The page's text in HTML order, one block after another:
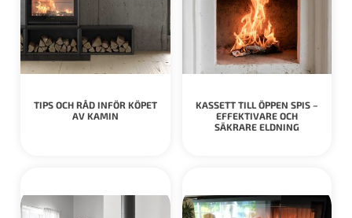
TIPS OCH RÅD INFÖR KÖPET
AV KAMIN
KASSETT TILL ÖPPEN SPIS –
EFFEKTIVARE OCH
SÄKRARE ELDNING